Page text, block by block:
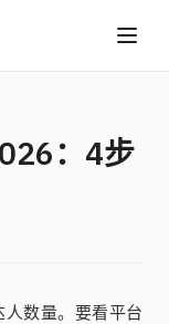
：4步
人数量。要看平台